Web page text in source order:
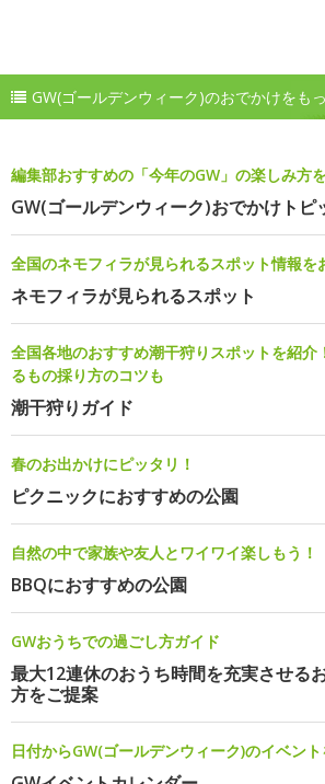
GW(ゴールデンウィーク)のおでかけをも
編集部おすすめの「今年のGW」の楽しみ方
GW(ゴールデンウィーク)おでかけトピ
全国のネモフィラが見られるスポット情報を
ネモフィラが見られるスポット
全国各地のおすすめ潮干狩りスポットを紹介
るもの採り方のコツも
潮干狩りガイド
春のお出かけにピッタリ！
ピクニックにおすすめの公園
自然の中で家族や友人とワイワイ楽しもう！
BBQにおすすめの公園
GWおうちでの過ごし方ガイド
最大12連休のおうち時間を充実させる
方をご提案
日付からGW(ゴールデンウィーク)のイベン